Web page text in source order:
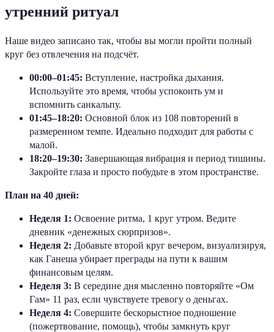
утренний ритуал
Наше видео записано так, чтобы вы могли пройти полный
круг без отвлечения на подсчёт.
00:00–01:45: Вступление, настройка дыхания.
Используйте это время, чтобы успокоить ум и
вспомнить санкальпу.
01:45–18:20: Основной блок из 108 повторений в
размеренном темпе. Идеально подходит для работы с
малой.
18:20–19:30: Завершающая вибрация и период тишины.
Закройте глаза и просто побудьте в этом пространстве.
План на 40 дней:
Неделя 1: Освоение ритма, 1 круг утром. Ведите
дневник «денежных сюрпризов».
Неделя 2: Добавьте второй круг вечером, визуализируя,
как Ганеша убирает преграды на пути к вашим
финансовым целям.
Неделя 3: В середине дня мысленно повторяйте «Ом
Гам» 11 раз, если чувствуете тревогу о деньгах.
Неделя 4: Совершите бескорыстное подношение
(пожертвование, помощь), чтобы замкнуть круг